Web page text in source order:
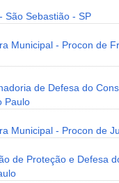
São Sebastião - SP
Municipal - Procon de
de Defesa do
Paulo
Municipal - Procon de
de Proteção e Defesa